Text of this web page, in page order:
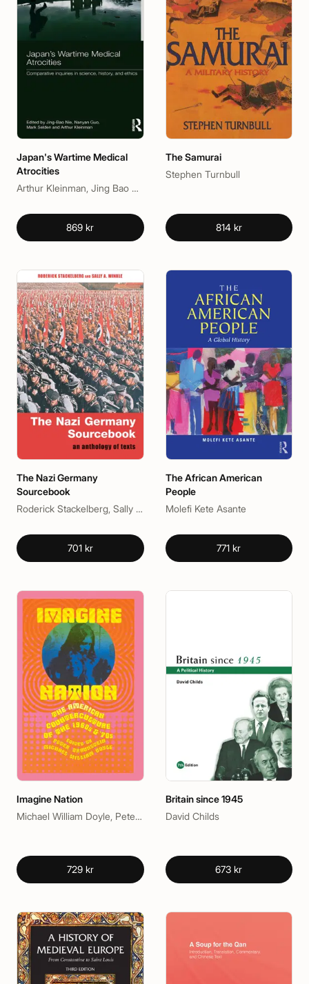
Japan's Wartime Medical
Atrocities
Arthur Kleinman, Jing Bao Nie, Mark Selden, Nanyan Guo
869 kr
The Samurai
Stephen Turnbull
814 kr
The Nazi Germany
Sourcebook
Roderick Stackelberg, Sally A. Winkle
701 kr
The African American
People
Molefi Kete Asante
771 kr
Imagine Nation
Michael William Doyle, Peter Braunstein
729 kr
Britain since 1945
David Childs
673 kr